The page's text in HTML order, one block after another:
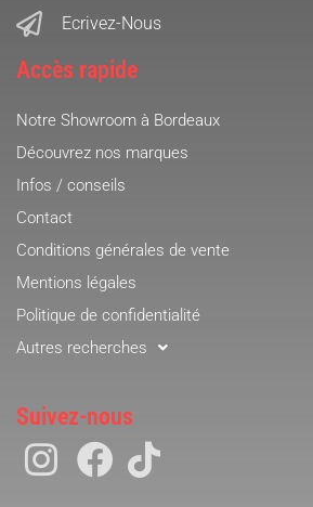
Ecrivez-Nous
Accès rapide
Notre Showroom à Bordeaux
Découvrez nos marques
Infos / conseils
Contact
Conditions générales de vente
Mentions légales
Politique de confidentialité
Autres recherches
Suivez-nous